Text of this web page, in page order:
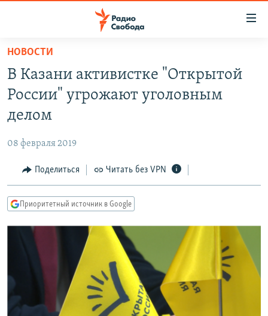
упрощенного
доступа
Вернуться
основному
Вернутся
Вернутся
ПОДКАСТЫ
АВТОРСКИЕ ПРОЕКТЫ
МНЕНИЯ
КУЛЬТУРА
КАВКАЗ.РЕАЛИИ
СЕВЕР.РЕАЛИИ
СИБИРЬ.РЕАЛИИ
РАСПИСАНИЕ ВЕЩАНИЯ
ПОДПИШИТЕСЬ НА РАССЫЛКУ
НОВОСТИ
В Казани активистке "Открытой
России" угрожают уголовным
делом
08 февраля 2019
Поделиться Читать без VPN
Приоритетный источник в Google